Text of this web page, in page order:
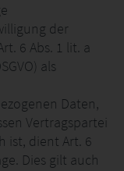
der
6 Abs. 1 lit. a
als
Daten,
Vertragspartei
ist, dient Art. 6
Dies gilt auch